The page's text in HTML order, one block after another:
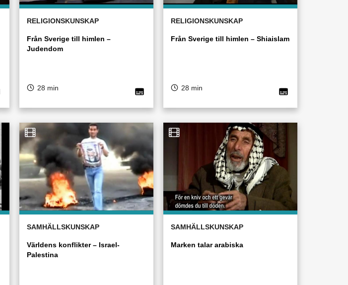
RELIGIONSKUNSKAP
Från Sverige till himlen –
Judendom
28 min
RELIGIONSKUNSKAP
Från Sverige till himlen – Shiaislam
28 min
SAMHÄLLSKUNSKAP
Världens konflikter – Israel-
Palestina
SAMHÄLLSKUNSKAP
Marken talar arabiska